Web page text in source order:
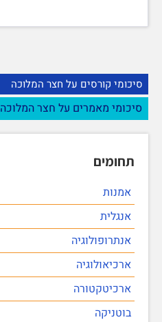
סיכומי קורסים על חצר המלוכה
סיכומי מאמרים על חצר המלוכה
תחומים
אמנות
אנגלית
אנתרופולוגיה
ארכיאולוגיה
ארכיטקטורה
בוטניקה